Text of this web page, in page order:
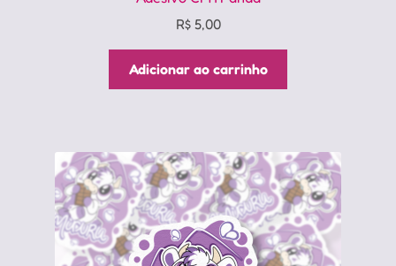
R$5,00
Adicionar ao carrinho